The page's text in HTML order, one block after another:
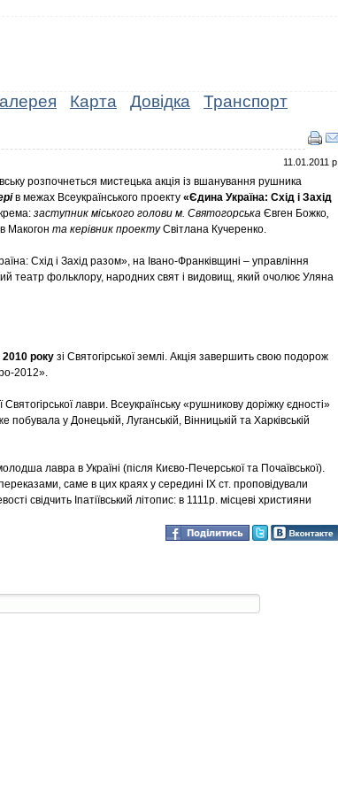
Карта Довідка Транспорт
11.01.2011 р.
розпочнеться мистецька акція із вшанування рушника
в межах Всеукраїнського проекту «Єдина Україна: Схід і Захід
заступник міського голови м. Святогорська Євген Божко,
Макогон та керівник проектуСвітлана Кучеренко.
Схід і Захід разом», на Івано-Франківщині – управління
театр фольклору, народних свят і видовищ, який очолює Уляна
року зі Святогірської землі. Акція завершить свою подорож
2012».
лаври. Всеукраїнську «рушникову доріжку єдності»
у Донецькій, Луганській, Вінницькій та Харківській
лавра в Україні (після Києво-Печерської та Почаївської).
саме в цих краях у середині IX ст. проповідували
свідчить Іпатіївський літопис: в 1111р. місцеві християни